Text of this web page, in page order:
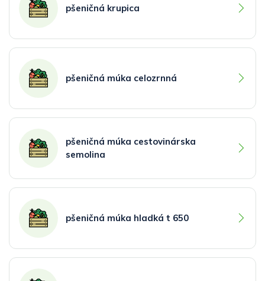
pšeničná krupica
pšeničná múka celozrnná
pšeničná múka cestovinárska
semolina
pšeničná múka hladká t 650